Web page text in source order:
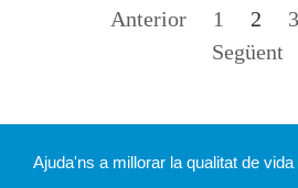
Anterior 1 2 3
Següent
Ajuda'ns a millorar la qualitat de